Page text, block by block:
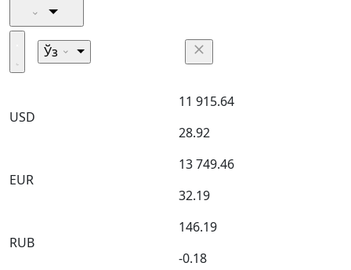
Ўз
USD
11 915.64
28.92
EUR
13 749.46
32.19
RUB
146.19
-0.18